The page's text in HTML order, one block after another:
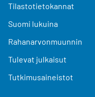
Tilastotietokannat
Suomi lukuina
Rahanarvonmuunnin
Tulevat julkaisut
Tutkimusaineistot